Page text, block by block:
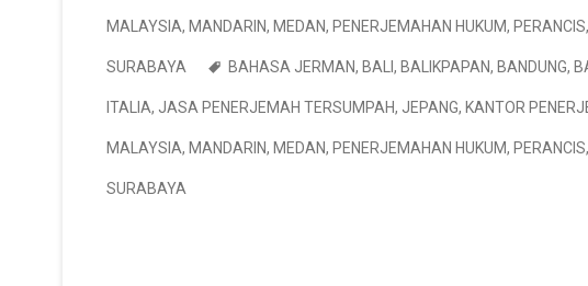
MALAYSIA, MANDARIN, MEDAN, PENERJEMAHAN HUKUM, PERANCIS,
SURABAYA BAHASA JERMAN, BALI , BALIKPAPAN, BANDUNG,
ITALIA, JASA PENERJEMAH TERSUMPAH, JEPANG, KANTOR
MALAYSIA, MANDARIN, MEDAN, PENERJEMAHAN HUKUM, PERANCIS,
SURABAYA